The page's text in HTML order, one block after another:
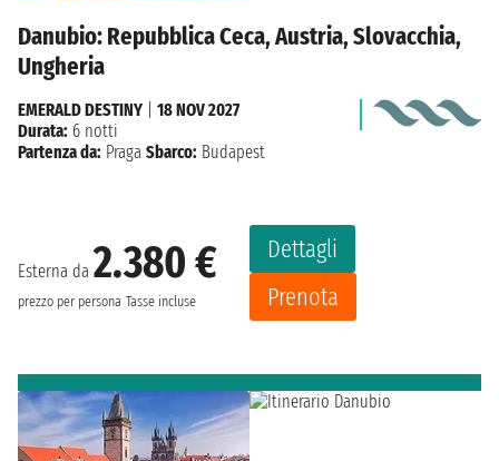
Danubio: Repubblica Ceca, Austria, Slovacchia,
Ungheria
Esterna da 2.380 €
prezzo per persona Tasse incluse
Dettagli
Prenota
EMERALD DESTINY
18 NOV 2027
Durata: 6 notti
Partenza da: Praga Sbarco: Budapest